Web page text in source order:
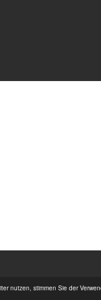
nutzen, stimmen Sie der